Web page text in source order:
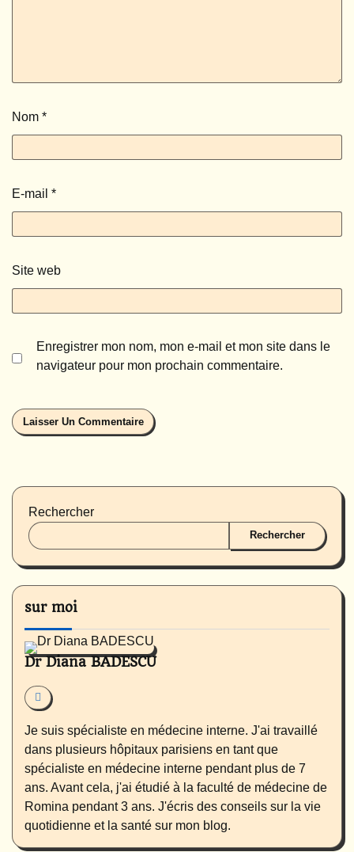
Nom *
E-mail *
Site web
Enregistrer mon nom, mon e-mail et mon site dans le
navigateur pour mon prochain commentaire.
Rechercher
Rechercher
sur moi
Dr Diana BADESCU
Je suis spécialiste en médecine interne. J'ai travaillé
dans plusieurs hôpitaux parisiens en tant que
spécialiste en médecine interne pendant plus de 7
ans. Avant cela, j'ai étudié à la faculté de médecine de
Romina pendant 3 ans. J'écris des conseils sur la vie
quotidienne et la santé sur mon blog.